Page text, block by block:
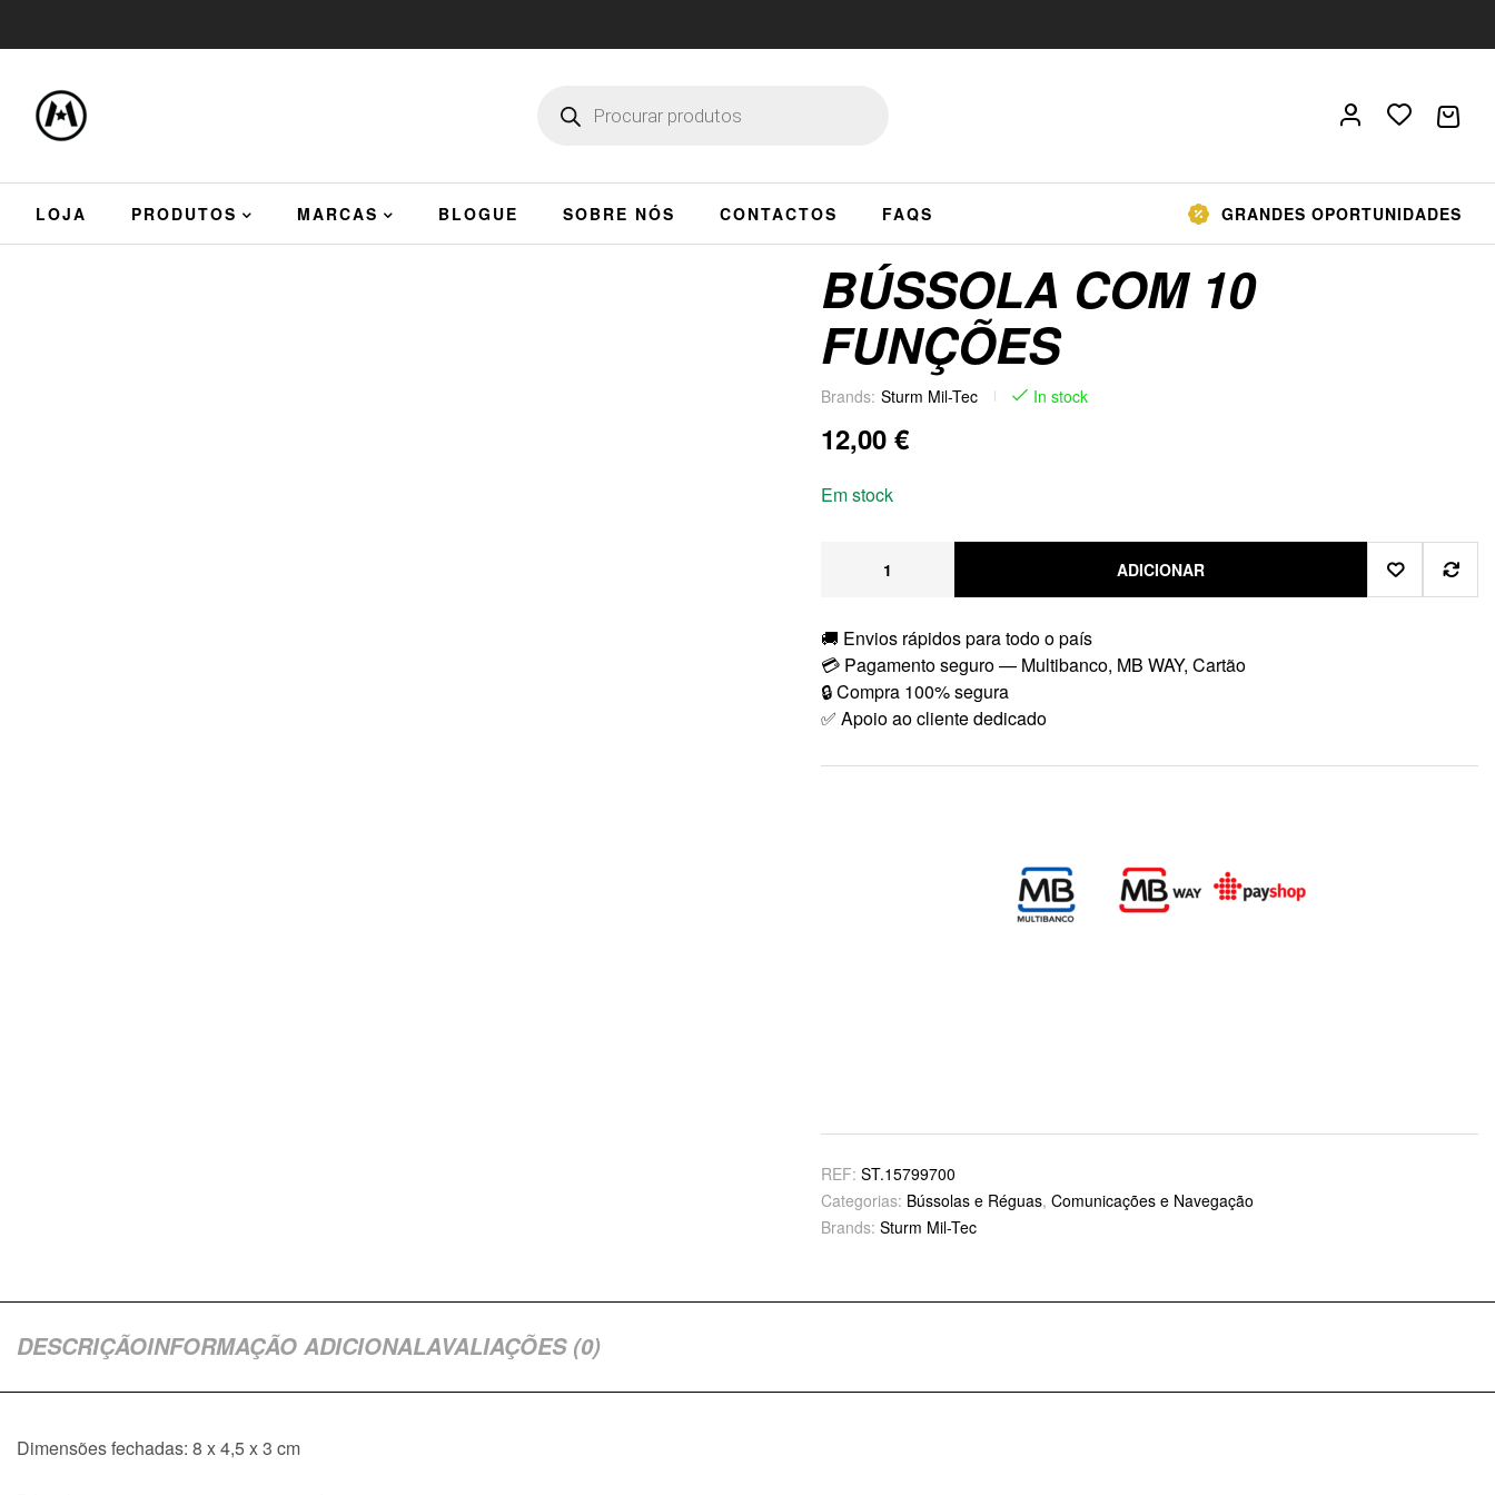
LOJA PRODUTOS MARCAS BLOGUE SOBRE NÓS CONTACTOS FAQS GRANDES OPORTUNIDADES
BÚSSOLA COM 10
FUNÇÕES
Brands: Sturm Mil-Tec In stock
12,00 €
Em stock
ADICIONAR
🚚 Envios rápidos para todo o país
💳 Pagamento seguro — Multibanco, MB WAY, Cartão
🔒 Compra 100% segura
✅ Apoio ao cliente dedicado
REF: ST.15799700
Categorias: Bússolas e Réguas, Comunicações e Navegação
Brands: Sturm Mil-Tec
DESCRIÇÃOINFORMAÇÃO ADICIONALAVALIAÇÕES (0)
Dimensões fechadas: 8 x 4,5 x 3 cm